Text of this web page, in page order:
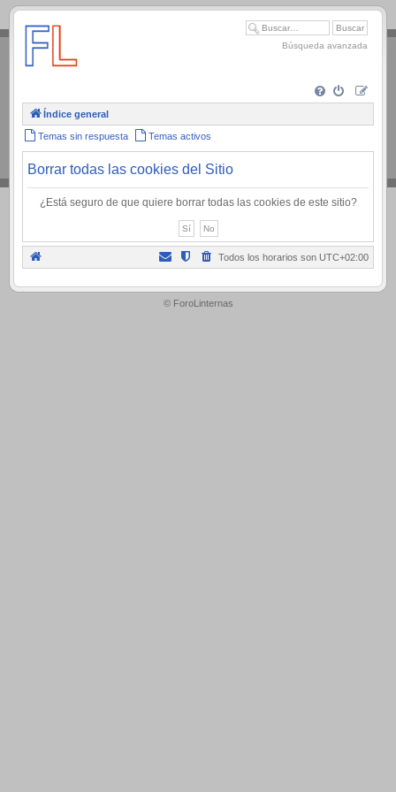
.
Búsqueda avanzada
Índice general
Temas sin respuesta Temas activos
Borrar todas las cookies del Sitio
¿Está seguro de que quiere borrar todas las cookies de este sitio?
Todos los horarios son UTC+02:00
.
© ForoLinternas